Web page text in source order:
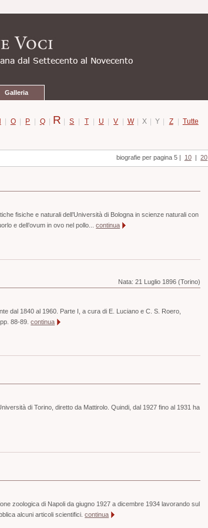
Galleria
| O | P | Q | R | S | T | U | V | W | X | Y | Z | Tutte
biografie per pagina 5 10 20
fisiche e naturali dell’Università di Bologna in scienze naturali con
e dell’ovum in ovo nel pollo...continua
Nata:21 Luglio 1896 (Torino)
dal 1840 al 1960. Parte I, a cura di E. Luciano e C. S. Roero,
pp. 88-89.continua
di Torino, diretto da Mattirolo. Quindi, dal 1927 fino al 1931 ha
zoologica di Napoli da giugno 1927 a dicembre 1934 lavorando sul
alcuni articoli scientifici.continua